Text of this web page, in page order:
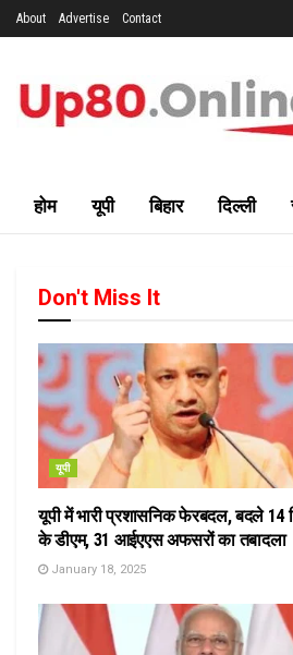
About Advertise Contact
होम यूपी बिहार दिल्ली
Don't Miss It
यूपी
यूपी में भारी प्रशासनिक फेरबदल, बदले 14
के डीएम, 31 आईएएस अफसरों का तबादला
January 18, 2025